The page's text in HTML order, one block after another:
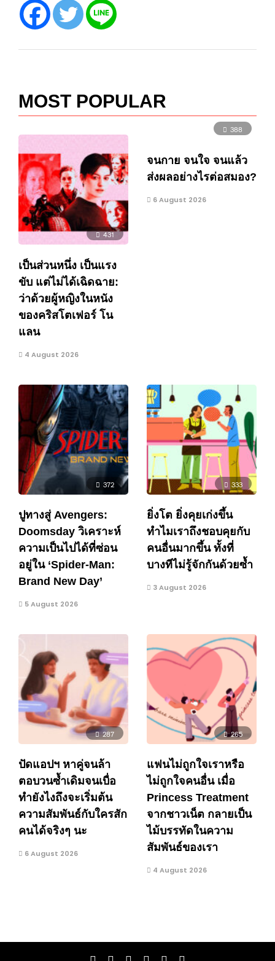
MOST POPULAR
431
เป็นส่วนหนึ่ง เป็นแรง
ขับ แต่ไม่ได้เฉิดฉาย:
ว่าด้วยผู้หญิงในหนัง
ของคริสโตเฟอร์ โน
แลน
4 August 2026
388
จนกาย จนใจ จนแล้ว
ส่งผลอย่างไรต่อสมอง?
6 August 2026
372
ปูทางสู่ Avengers:
Doomsday วิเคราะห์
ความเป็นไปได้ที่ซ่อน
อยู่ใน ‘Spider-Man:
Brand New Day’
5 August 2026
333
ยิ่งโต ยิ่งคุยเก่งขึ้น
ทำไมเราถึงชอบคุยกับ
คนอื่นมากขึ้น ทั้งที่
บางทีไม่รู้จักกันด้วยซ้ำ
3 August 2026
287
ปัดแอปฯ หาคู่จนล้า
ตอบวนซ้ำเดิมจนเบื่อ
ทำยังไงถึงจะเริ่มต้น
ความสัมพันธ์กับใครสัก
คนได้จริงๆ นะ
6 August 2026
265
แฟนไม่ถูกใจเราหรือ
ไม่ถูกใจคนอื่น เมื่อ
Princess Treatment
จากชาวเน็ต กลายเป็น
ไม้บรรทัดในความ
สัมพันธ์ของเรา
4 August 2026